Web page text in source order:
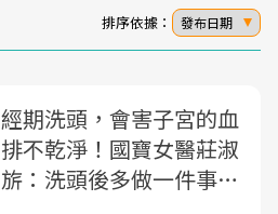
排序依據： 發布日期
經期洗頭，會害子宮的血
排不乾淨！國寶女醫莊淑
旂：洗頭後多做一件事，